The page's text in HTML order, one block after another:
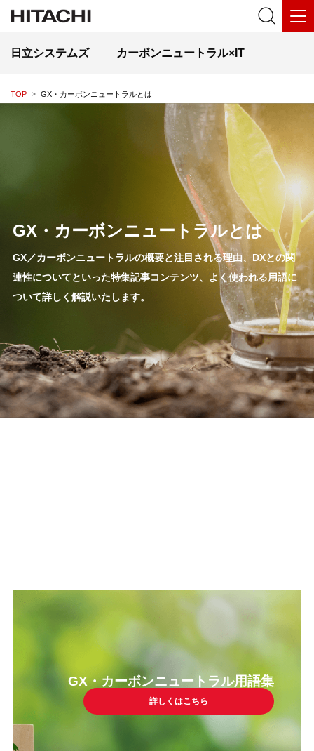
日立システムズ カーボンニュートラル×IT
TOP GX・カーボンニュートラルとは
GX・カーボンニュートラルとは
GX／カーボンニュートラルの概要と注目される理由、DXとの関
連性についてといった特集記事コンテンツ、よく使われる用語に
ついて詳しく解説いたします。
GX・カーボンニュートラル用語集
詳しくはこちら